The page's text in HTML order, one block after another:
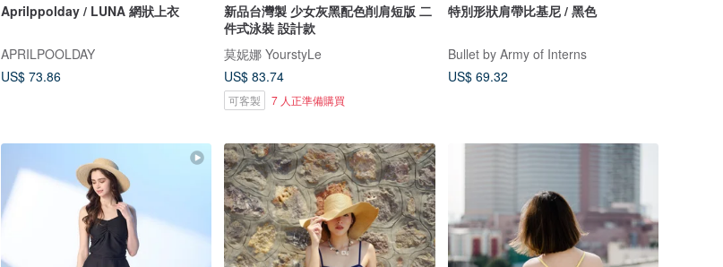
Aprilppolday / LUNA 網狀上衣
APRILPOOLDAY
US$ 73.86
新品台灣製 少女灰黑配色削肩短版 二
件式泳裝 設計款
莫妮娜 YourstyLe
US$ 83.74
可客製 7 人正準備購買
特別形狀肩帶比基尼 / 黑色
Bullet by Army of Interns
US$ 69.32